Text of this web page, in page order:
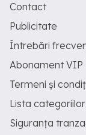
Contact
Publicitate
Întrebări
Abonament VIP
Termeni și
Lista categoriilor
Siguranța